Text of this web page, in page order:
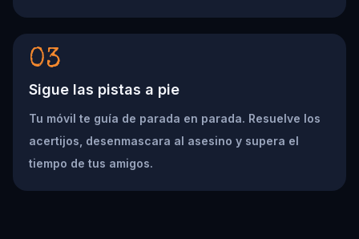
03
Sigue las pistas a pie
Tu móvil te guía de parada en parada. Resuelve los
acertijos, desenmascara al asesino y supera el
tiempo de tus amigos.